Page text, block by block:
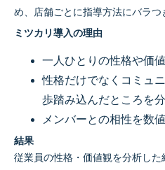
め、店舗ごとに指導方法にバラつ
ミツカリ導入の理由
一人ひとりの性格や価
性格だけでなくコミュ
歩踏み込んだところを
メンバーとの相性を数
結果
従業員の性格・価値観を分析し